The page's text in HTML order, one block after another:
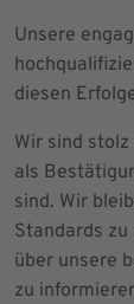
Unsere
diesen
Wir sind
als
sind. Wir
Standards
über unsere
zu